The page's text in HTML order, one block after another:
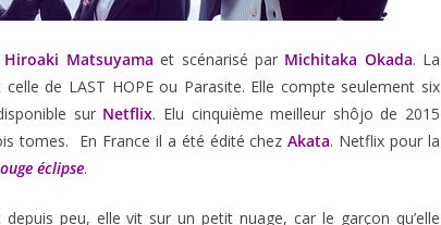
Hiroaki Matsuyama et scénarisé par Michitaka Okada. La
celle de LAST HOPE ou Parasite. Elle compte seulement six
sur Netflix. Elu cinquième meilleur shôjo de 2015
tomes. En France il a été édité chezAkata. Netflix pour la
éclipse.
peu, elle vit sur un petit nuage, car le garçon qu’elle